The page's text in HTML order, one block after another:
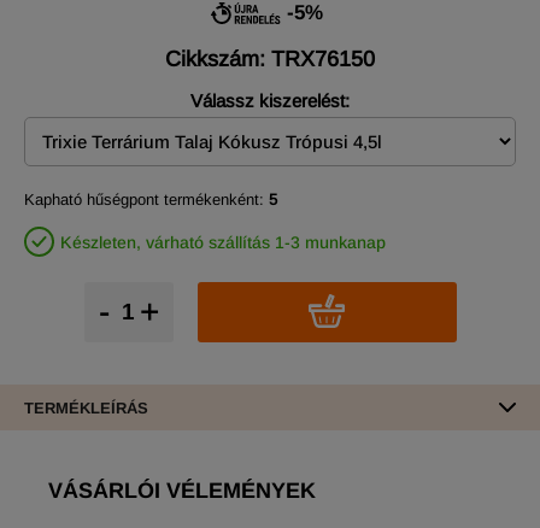
-5%
Cikkszám: TRX76150
Válassz kiszerelést:
Kapható hűségpont termékenként: 5
Készleten, várható szállítás 1-3 munkanap
+
-
TERMÉKLEÍRÁS
VÁSÁRLÓI VÉLEMÉNYEK